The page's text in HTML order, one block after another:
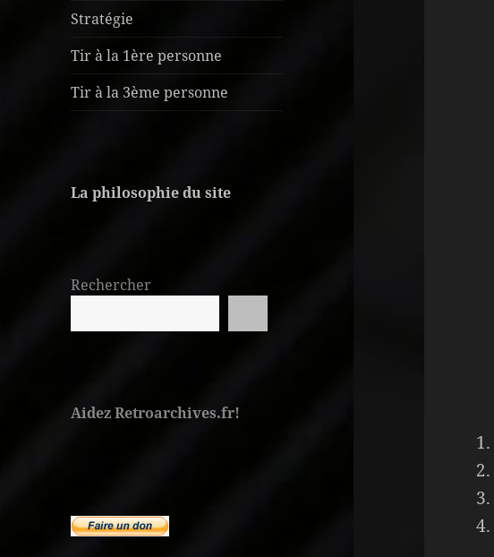
Stratégie
Tir à la 1ère personne
Tir à la 3ème personne
La philosophie du site
Rechercher
Aidez Retroarchives.fr!